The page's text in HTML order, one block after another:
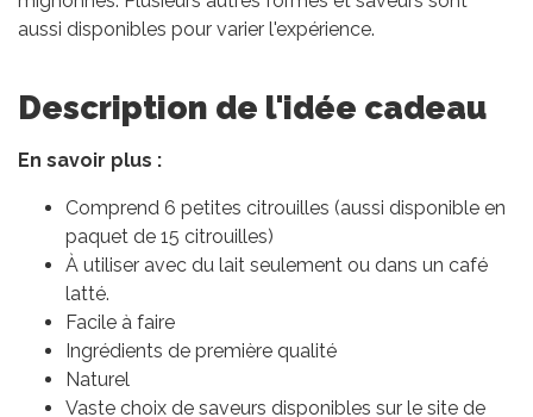
aussi disponibles pour varier l'expérience.
Description de l'idée cadeau
En savoir plus :
Comprend 6 petites citrouilles (aussi disponible en
paquet de 15 citrouilles)
À utiliser avec du lait seulement ou dans un café
latté.
Facile à faire
Ingrédients de première qualité
Naturel
Vaste choix de saveurs disponibles sur le site de